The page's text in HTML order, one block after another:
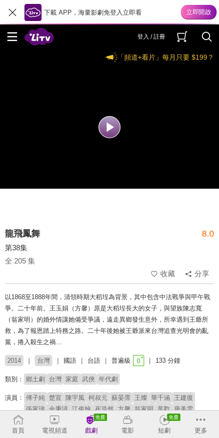
下載 APP，海量影劇免登入立即看
登入 / 註冊
「頻道+看片」每月只要 $199？
龍飛鳳舞 8.0
第38集
全 205 集
收藏
分享
以1868至1888年間，清領時期大稻埕為背景，其中包含中法戰爭與甲午戰
爭。二十年前。王玉娟（方馨）原是大稻埕長大的女子，與望族陳志寬
（翁家明）的婚外情讓她備受爭議，遠走異鄉發生意外，所幸遇到王爺所
救，為了報恩踏上特務之路。二十年後她被王爺派來台灣追查光明會的亂
黨，捲入殺生之禍…
2014 台灣 國語 台語 普遍級 133 分鐘
類別： 鄉土劇 台灣 家庭 武俠 年代劇
演員： 傅子純 楚宣 陳宇風 柯叔元 蘇晏霈 王燦 華千涵
王建復
張家瑋 余秉諺 江俊翰 崔浩然 方馨 翁家明 葉歡 唐美雲
張銘杰 宋逸民 德馨 林道遠 黃仲裕 游安順
劉德凱 錢君仲 兵家綺 樓庭岑 張琴
首頁 電視頻道 戲劇 電影 短劇 更多